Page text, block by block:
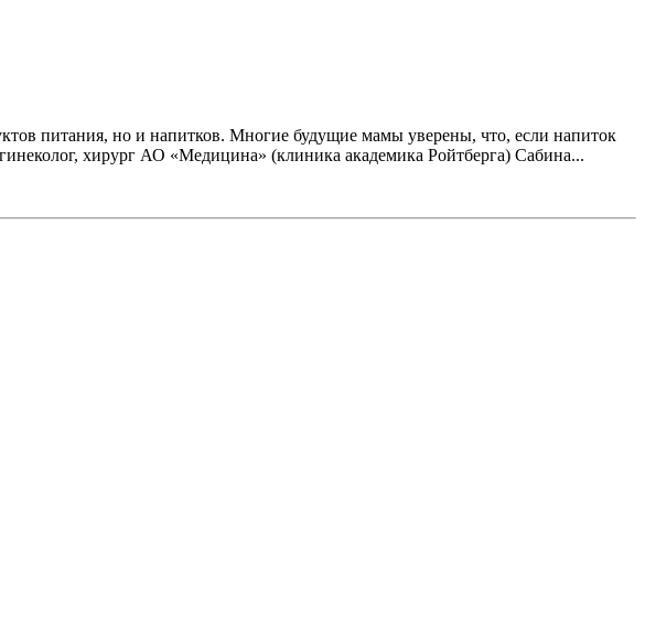
питания, но и напитков. Многие будущие мамы уверены, что, если напиток
хирург АО «Медицина» (клиника академика Ройтберга) Сабина...